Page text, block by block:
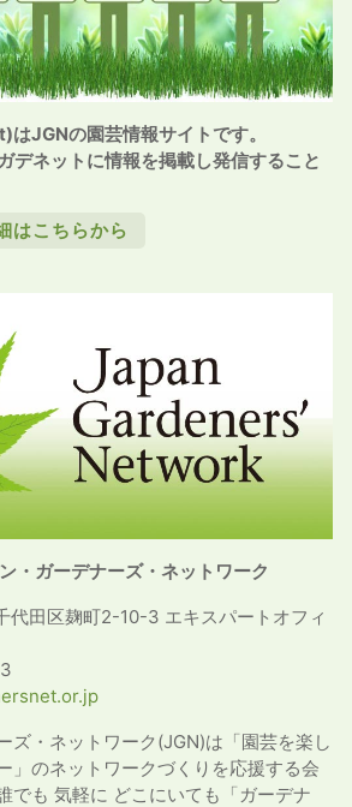
JGNの園芸情報サイトです。
デネットに情報を掲載し発信すること
こちらから
・ガーデナーズ・ネットワーク
代田区麹町2-10-3 エキスパートオフィ
ズ・ネットワーク(JGN)は「園芸を楽し
」のネットワークづくりを応援する会
でも 気軽に どこにいても「ガーデナ